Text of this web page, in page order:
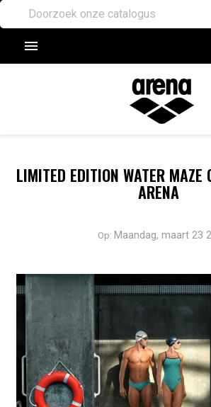

LIMITED EDITION WATER MAZE
ARENA
Op: Maandag, maart 23